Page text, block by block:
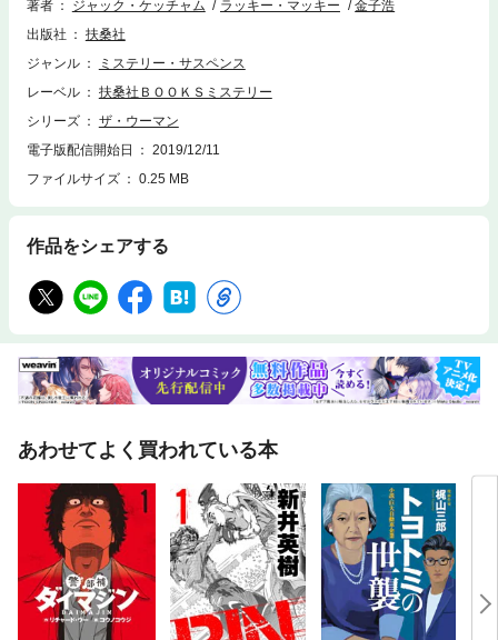
著者
ジャック・ケッチャム ラッキー・マッキー
金子浩
出版社
扶桑社
ジャンル
ミステリー・サスペンス
レーベル
扶桑社ＢＯＯＫＳミステリー
シリーズ
ザ・ウーマン
電子版配信開始日
2019/12/11
ファイルサイズ
0.25 MB
作品をシェアする
あわせてよく買われている本